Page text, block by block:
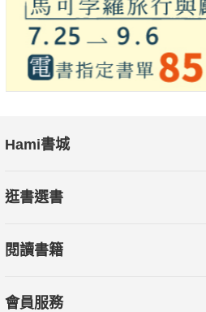
養地圖》作者
當時孩子還小，生活裡的「大事
投入到書中小朋友的角色裡。藉由
通作者
量」、「良善待人的真誠」，它們跟
裡培育心的柔軟。——劉亞菲，(繪本
我喜歡這樣的故事，有孩子高呼萬
Hami書城
逛書選書
閱讀書籍
會員服務